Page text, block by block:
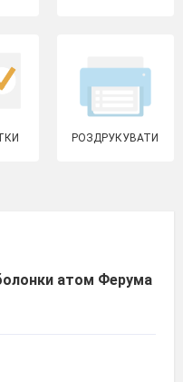
РОЗДРУКУВАТИ
атом Ферума